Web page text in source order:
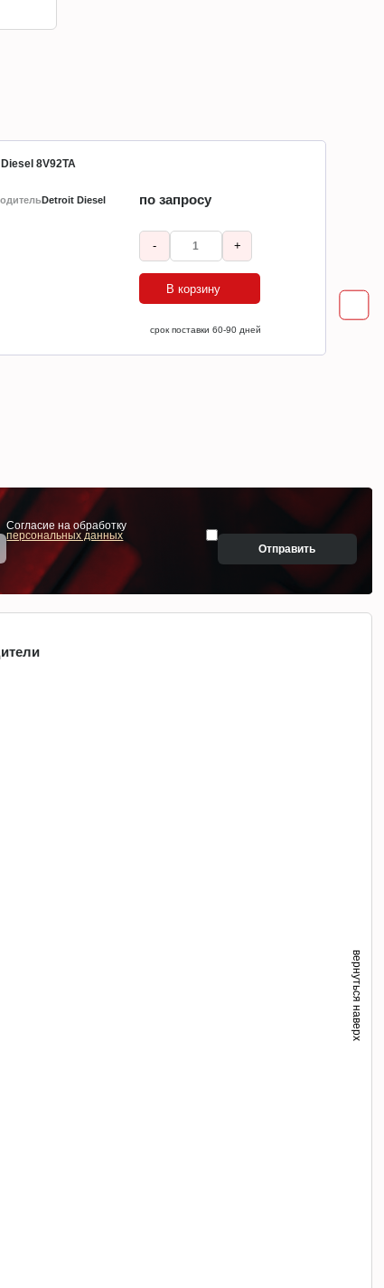
8V92TA
Detroit Diesel по запросу
срок поставки 60-90 дней
- +
В корзину
Согласие на обработку
персональных данных
Отправить
вернуться наверх